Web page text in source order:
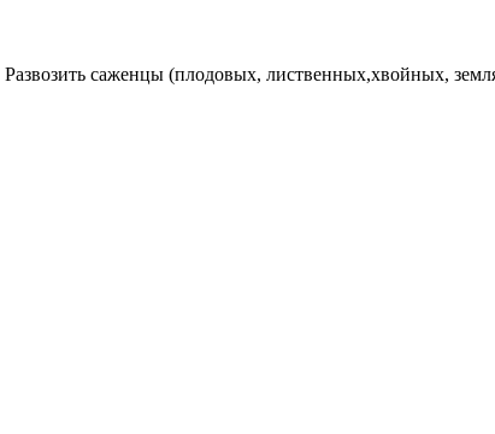
саженцы (плодовых, лиственных,хвойных,